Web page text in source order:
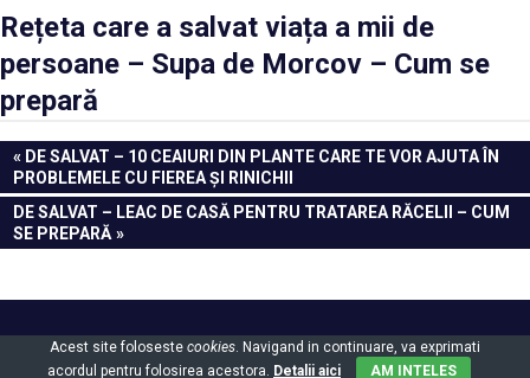
Rețeta care a salvat viața a mii de
persoane – Supa de Morcov – Cum se
prepară
Navigare
în
articole
PREVIOUS
POST:
DE SALVAT – 10 CEAIURI DIN PLANTE CARE TE VOR AJUTA ÎN
PROBLEMELE CU FIEREA ȘI RINICHII
NEXT
POST:
DE SALVAT – LEAC DE CASĂ PENTRU TRATAREA RĂCELII – CUM
SE PREPARĂ
Powered by WordPressandGridbox.
Acest site foloseste cookies. Navigand in continuare, va exprimati
acordul pentru folosirea acestora. Detalii aici AM INTELES